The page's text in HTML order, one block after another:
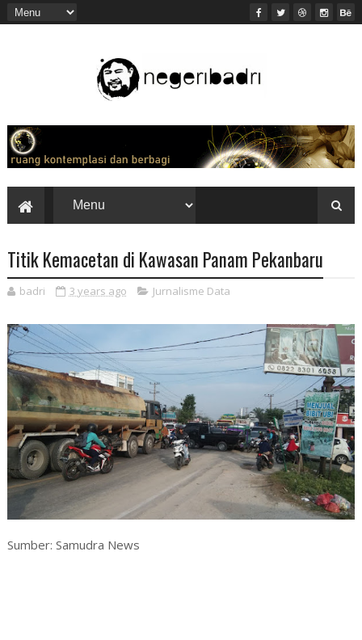
Titik Kemacetan di Kawasan Panam Pekanbaru
badri 3 years ago Jurnalisme Data
Sumber: Samudra News